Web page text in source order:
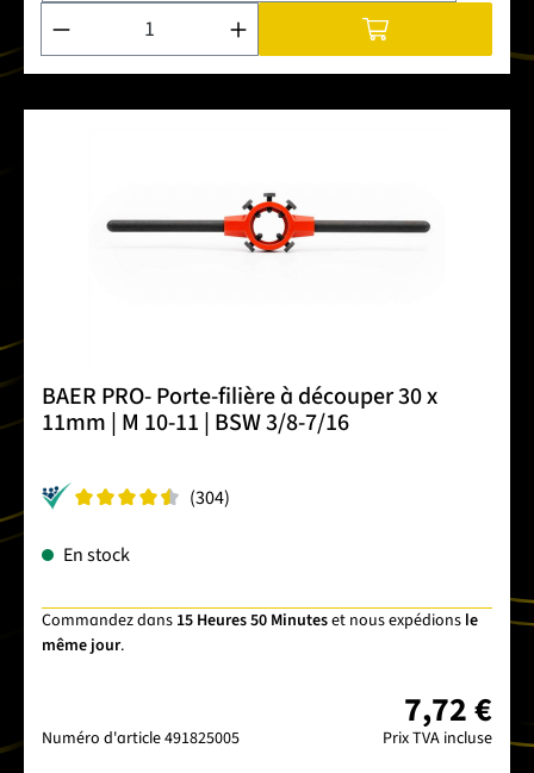
Quantité de produit : Entrez la quantité souhaitée ou
BAER PRO- Porte-filière à découper 30 x
11mm | M 10-11 | BSW 3/8-7/16
(304)
En stock
Commandez dans 15 Heures 50 Minuteset nous expédions le
même jour.
Numéro d'article491825005
7,72 €
Prix TVA incluse